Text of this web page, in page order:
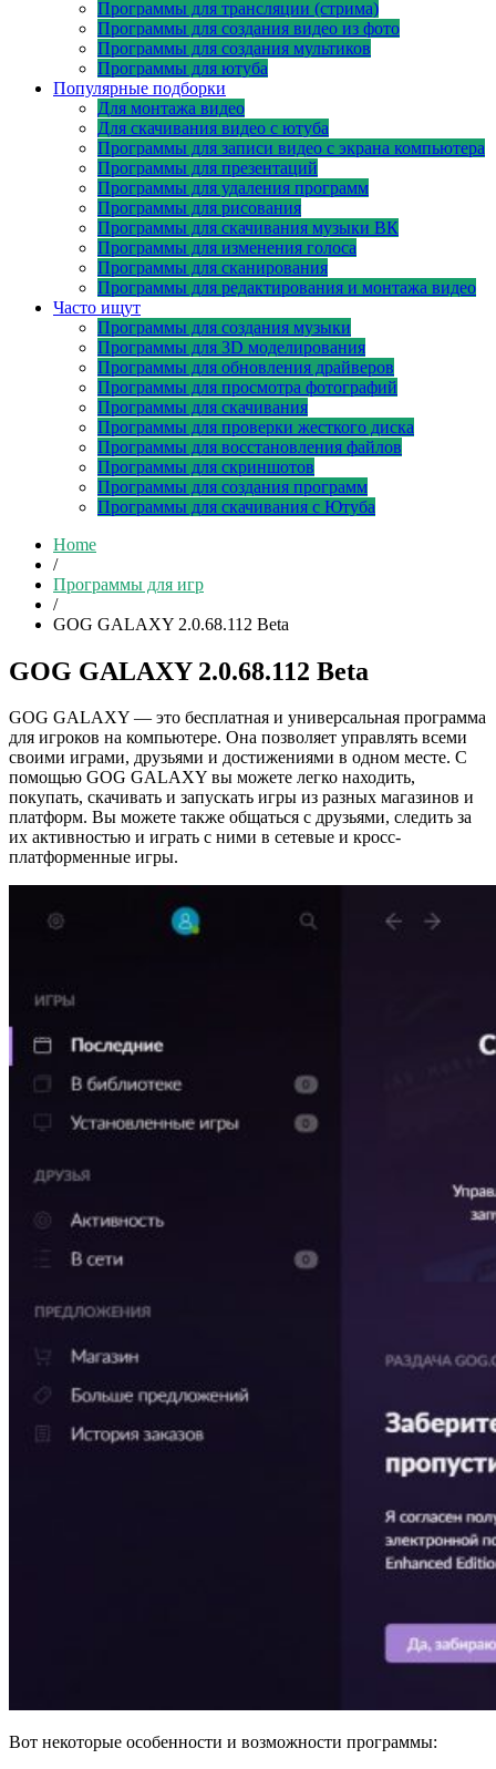
Программы для трансляции (стрима)
Программы для создания видео из фото
Программы для создания мультиков
Программы для ютуба
Популярные подборки
Для монтажа видео
Для скачивания видео с ютуба
Программы для записи видео с экрана компьютера
Программы для презентаций
Программы для удаления программ
Программы для рисования
Программы для скачивания музыки ВК
Программы для изменения голоса
Программы для сканирования
Программы для редактирования и монтажа видео
Часто ищут
Программы для создания музыки
Программы для 3D моделирования
Программы для обновления драйверов
Программы для просмотра фотографий
Программы для скачивания
Программы для проверки жесткого диска
Программы для восстановления файлов
Программы для скриншотов
Программы для создания программ
Программы для скачивания с Ютуба
Home
/
Программы для игр
/
GOG GALAXY 2.0.68.112 Beta
GOG GALAXY 2.0.68.112 Beta
GOG GALAXY — это бесплатная и универсальная программа
для игроков на компьютере. Она позволяет управлять всеми
своими играми, друзьями и достижениями в одном месте. С
помощью GOG GALAXY вы можете легко находить,
покупать, скачивать и запускать игры из разных магазинов и
платформ. Вы можете также общаться с друзьями, следить за
их активностью и играть с ними в сетевые и кросс-
платформенные игры.
Вот некоторые особенности и возможности программы: